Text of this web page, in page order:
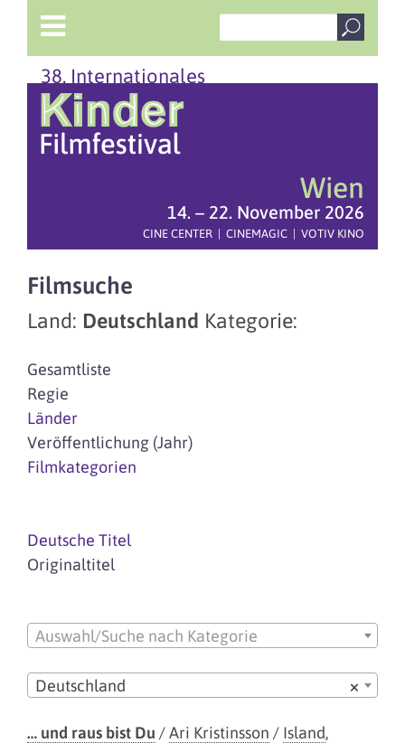
38. Internationales
Wien
14. – 22. November 2026
CINE CENTER | CINEMAGIC | VOTIV KINO
Filmsuche
Land: Deutschland Kategorie:
Gesamtliste
Regie
Länder
Veröffentlichung (Jahr)
Filmkategorien
Deutsche Titel
Originaltitel
Auswahl/Suche nach Kategorie
×
Deutschland
… und raus bist Du /Ari Kristinsson / Island,